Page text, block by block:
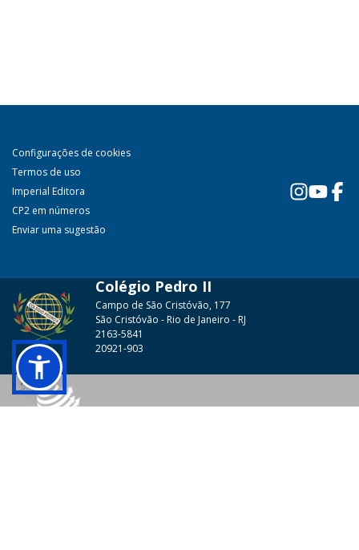
Configurações de cookies
Termos de uso
Imperial Editora
CP2 em números
Enviar uma sugestão
Colégio Pedro II
Campo de São Cristóvão, 177
São Cristóvão - Rio de Janeiro - RJ
2163-5841
20921-903